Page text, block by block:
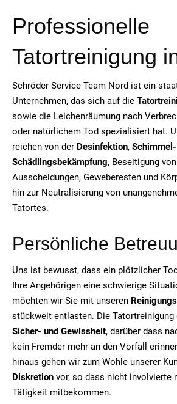
Professionelle
Tatortreinigung
Schröder Service Team Nord ist ein
Unternehmen, das sich auf die
sowie die Leichenräumung nach
oder natürlichem Tod spezialisiert hat.
reichen von der Desinfektion, Schimmel-
Schädlingsbekämpfung, Beseitigung
Ausscheidungen, Geweberesten und
hin zur Neutralisierung von
Tatortes.
Persönliche
Uns ist bewusst, dass ein plötzlicher
Ihre Angehörigen eine schwierige
möchten wir Sie mit unseren
stückweit entlasten. Die Tatortreinigung
Sicher- und Gewissheit, darüber dass
kein Fremder mehr an den Vorfall
hinaus gehen wir zum Wohle unserer
Diskretion vor, so dass nicht involvierte
Tätigkeit mitbekommen.